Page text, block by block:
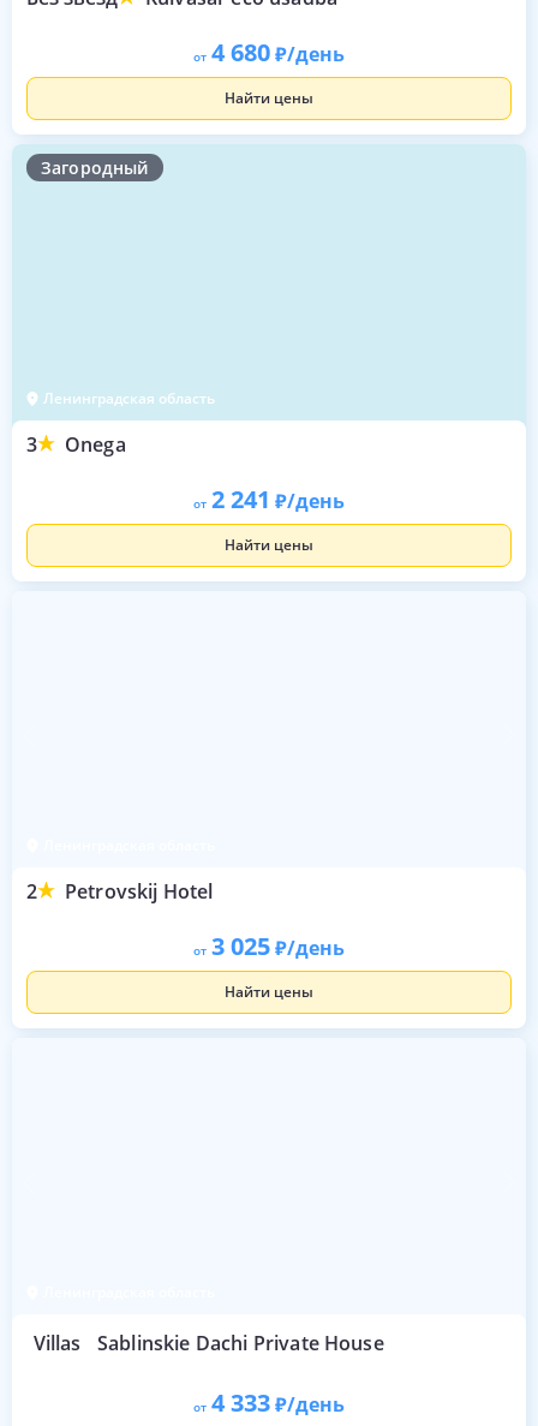
от 4 680 /день
Найти цены
Загородный
Ленинградская область
3 Onega
от 2 241 /день
Найти цены
2 Petrovskij Hotel
от 3 025 /день
Найти цены
Villas Sablinskie Dachi Private House
от 4 333 /день